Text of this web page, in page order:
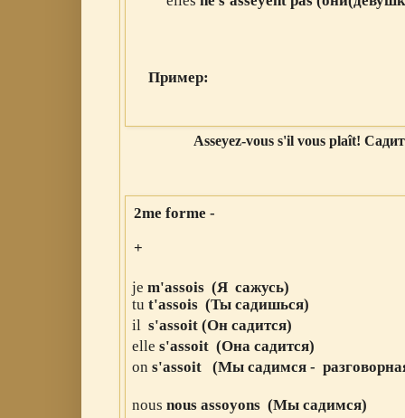
Пример:
Asseyez-vous s'il vous plaît!
2me forme -
+
jе m'assois (Я сажусь)
tu t'assois (Ты садишься)
il s'assoit (Он садится)
elle s'assoit (Она садится)
on s'assoit (Мы садимся -
nous nous assoyons (Мы садимся)